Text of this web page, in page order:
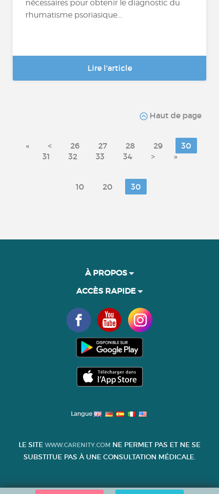
nécessaires pour obtenir le diagnostic du
rhumatisme psoriasique...
Lire l'article
Haut de page
« < 26 27 28 29
30
31
32 33 34 > »
10 20 30
À PROPOS
ACCÈS RAPIDE
Langue
LE SITE WWW.CARENITY.COM NE PERMET PAS ET NE SE
SUBSTITUE PAS À UNE CONSULTATION MÉDICALE.